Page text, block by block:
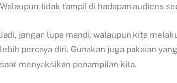
Walaupun tidak tampil di hadapan audiens
Jadi, jangan lupa mandi, walaupun kita
lebih percaya diri. Gunakan juga pakaian
saat menyaksikan penampilan kita.